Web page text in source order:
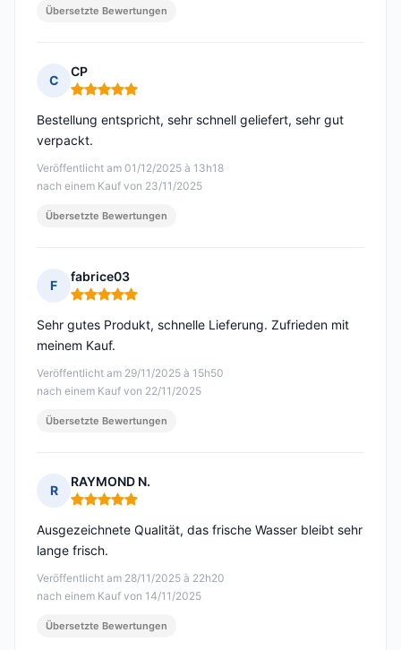
Übersetzte Bewertungen
C
CP
Hinweis: 5 von 5
Veröffentlicht am 01/12/2025 à 13h18
nach einem Kauf von 23/11/2025
Bestellung entspricht, sehr schnell geliefert, sehr gut
verpackt.
Übersetzte Bewertungen
F
fabrice03
Hinweis: 5 von 5
Veröffentlicht am 29/11/2025 à 15h50
nach einem Kauf von 22/11/2025
Sehr gutes Produkt, schnelle Lieferung. Zufrieden mit
meinem Kauf.
Übersetzte Bewertungen
R
RAYMOND N.
Hinweis: 5 von 5
Veröffentlicht am 28/11/2025 à 22h20
nach einem Kauf von 14/11/2025
Ausgezeichnete Qualität, das frische Wasser bleibt sehr
lange frisch.
Übersetzte Bewertungen